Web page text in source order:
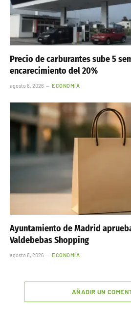
Precio de carburantes sube 5
encarecimiento del 20%
agosto 6, 2026 ECONOMÍA
Ayuntamiento de Madrid
Valdebebas Shopping
agosto 6, 2026 ECONOMÍA
AÑADIR UN